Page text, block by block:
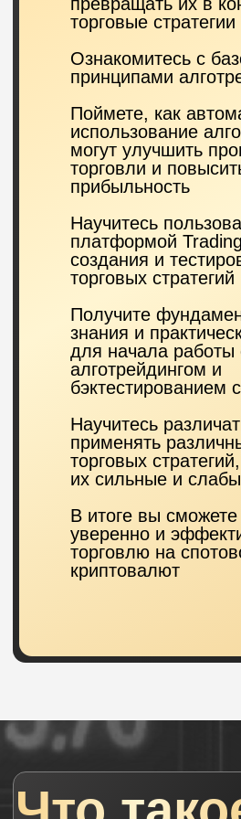
алготрейдер
по алготрейдингу. В управлении
более 600т$
Александр